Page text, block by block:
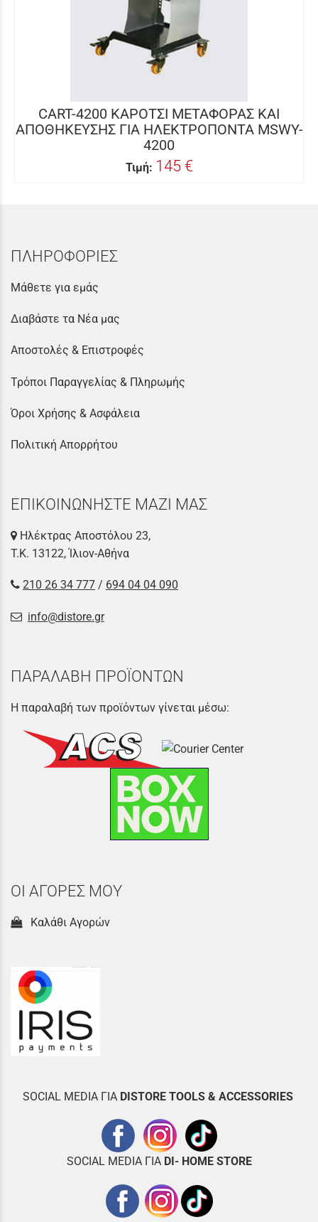
CART-4200 ΚΑΡΟΤΣΙ ΜΕΤΑΦΟΡΑΣ ΚΑΙ
ΑΠΟΘΗΚΕΥΣΗΣ ΓΙΑ ΗΛΕΚΤΡΟΠΟΝΤΑ MSWY-
4200
Τιμή: 145 €
ΠΛΗΡΟΦΟΡΙΕΣ
Μάθετε για εμάς
Διαβάστε τα Νέα μας
Αποστολές & Επιστροφές
Τρόποι Παραγγελίας & Πληρωμής
Όροι Χρήσης & Ασφάλεια
Πολιτική Απορρήτου
ΕΠΙΚΟΙΝΩΝΗΣΤΕ ΜΑΖΙ ΜΑΣ
Ηλέκτρας Αποστόλου 23,
Τ.Κ. 13122, Ίλιον-Αθήνα
210 26 34 777 / 694 04 04 090
info@distore.gr
ΠΑΡΑΛΑΒΗ ΠΡΟΪΟΝΤΩΝ
Η παραλαβή των προϊόντων γίνεται μέσω:
ΟΙ ΑΓΟΡΕΣ ΜΟΥ
Καλάθι Αγορών
SOCIAL MEDIA ΓΙΑ DISTORE TOOLS & ACCESSORIES
SOCIAL MEDIA ΓΙΑ DI- HOME STORE